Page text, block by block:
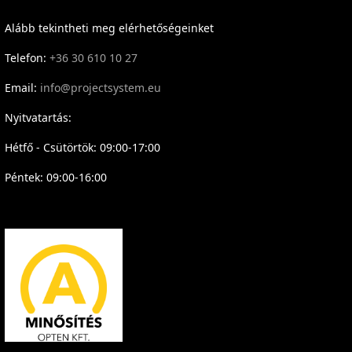
Alább tekintheti meg elérhetőségeinket
Telefon: +36 30 610 10 27
Email: info@projectsystem.eu
Nyitvatartás:
Hétfő - Csütörtök: 09:00-17:00
Péntek: 09:00-16:00